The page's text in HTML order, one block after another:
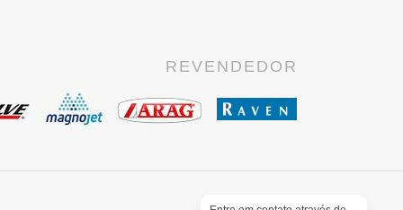
SP 2500 Premium
Stara
Gladiador
Imperador
REVENDEDOR